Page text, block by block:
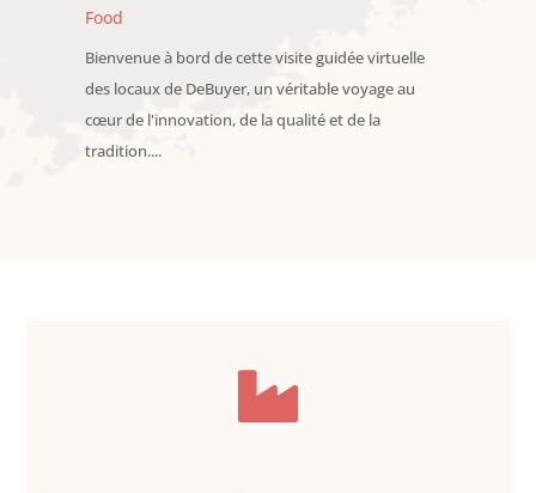
Food
Bienvenue à bord de cette visite guidée virtuelle
des locaux de DeBuyer, un véritable voyage au
cœur de l'innovation, de la qualité et de la
tradition....
